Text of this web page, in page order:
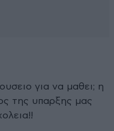
για να μαθει; η
της υπαρξης μας